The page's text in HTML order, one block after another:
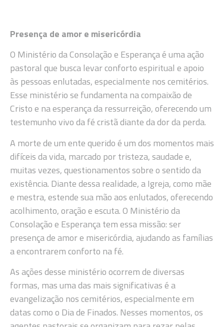
Presença de amor e misericórdia
O Ministério da Consolação e Esperança é uma ação
pastoral que busca levar conforto espiritual e apoio
às pessoas enlutadas, especialmente nos cemitérios.
Esse ministério se fundamenta na compaixão de
Cristo e na esperança da ressurreição, oferecendo um
testemunho vivo da fé cristã diante da dor da perda.
A morte de um ente querido é um dos momentos mais
difíceis da vida, marcado por tristeza, saudade e,
muitas vezes, questionamentos sobre o sentido da
existência. Diante dessa realidade, a Igreja, como mãe
e mestra, estende sua mão aos enlutados, oferecendo
acolhimento, oração e escuta. O Ministério da
Consolação e Esperança tem essa missão: ser
presença de amor e misericórdia, ajudando as famílias
a encontrarem conforto na fé.
As ações desse ministério ocorrem de diversas
formas, mas uma das mais significativas é a
evangelização nos cemitérios, especialmente em
datas como o Dia de Finados. Nesses momentos, os